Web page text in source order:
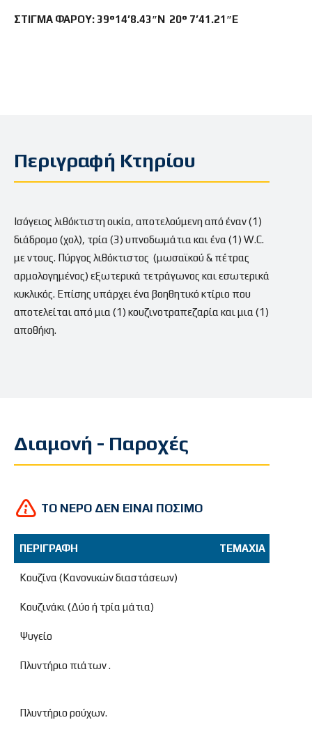
ΣΤΙΓΜΑ ΦΑΡΟΥ: 39°14’8.43″N 20° 7’41.21″E
Περιγραφή Κτηρίου
Ισόγειος λιθόκτιστη οικία, αποτελούμενη από έναν (1)
διάδρομο (χολ), τρία (3) υπνοδωμάτια και ένα (1) W.C.
με ντους. Πύργος λιθόκτιστος (μωσαϊκού & πέτρας
αρμολογημένος) εξωτερικά τετράγωνος και εσωτερικά
κυκλικός. Επίσης υπάρχει ένα βοηθητικό κτίριο που
αποτελείται από μια (1) κουζινοτραπεζαρία και μια (1)
αποθήκη.
Διαμονή - Παροχές
ΤΟ ΝΕΡΟ ΔΕΝ ΕΙΝΑΙ ΠΟΣΙΜΟ
ΠΕΡΙΓΡΑΦΗ ΤΕΜΑΧΙΑ
ΠΕΡΙΓΡΑΦΗ
Κουζίνα (Κανονικών διαστάσεων)
Κουζινάκι (Δύο ή τρία μάτια)
Ψυγείο
Πλυντήριο πιάτων .
Πλυντήριο ρούχων.